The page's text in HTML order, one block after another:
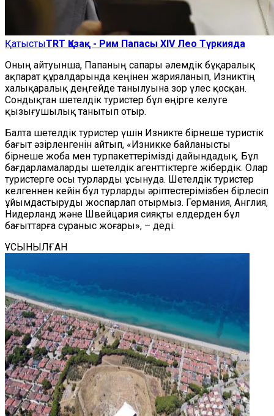
ҚатыстыTRT Қазақ - Рим Папасы XIV Лео Түркияда
Оның айтуынша, Папаның сапары әлемдік бұқаралық
ақпарат құралдарында кеңінен жарияланып, Изниктің
халықаралық деңгейде танылуына зор үлес қосқан.
Сондықтан шетелдік туристер бұл өңірге келуге
қызығушылық танытып отыр.
Балта шетелдік туристер үшін Изникте бірнеше туристік
бағыт әзірленгенін айтып, «Изникке байланысты
бірнеше жоба мен турпакеттерімізді дайындадық. Бұл
бағдарламаларды шетелдік агенттіктерге жібердік. Олар
туристерге осы турларды ұсынуда. Шетелдік туристер
келгеннен кейін бұл турларды әріптестерімізбен бірлесіп
ұйымдастыруды жоспарлап отырмыз. Германия, Англия,
Нидерланд және Швейцария сияқты елдерден бұл
бағыттарға сұраныс жоғары», – деді.
ҰСЫНЫЛҒАН